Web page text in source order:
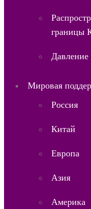
границы
Давление
Мировая
Россия
Китай
Европа
Азия
Америка